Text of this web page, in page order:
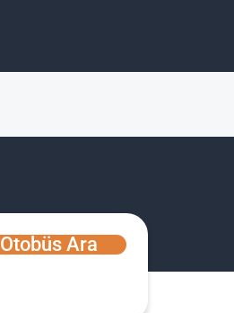
Otobüs Ara